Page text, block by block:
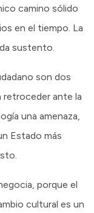
camino sólido
en el tiempo. La
sustento.
son dos
retroceder ante la
una amenaza,
Estado más
porque el
cultural es un